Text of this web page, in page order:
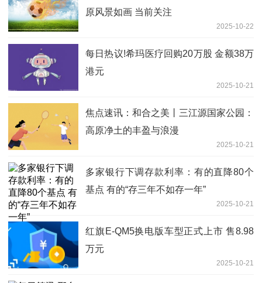
原风景如画 当前关注
2025-10-22
每日热议!希玛医疗回购20万股 金额38万
港元
2025-10-21
焦点速讯：和合之美丨三江源国家公园：
高原净土的丰盈与浪漫
2025-10-21
多家银行下调存款利率：有的直降80个
基点 有的“存三年不如存一年”
2025-10-21
红旗E-QM5换电版车型正式上市 售8.98
万元
2025-10-21